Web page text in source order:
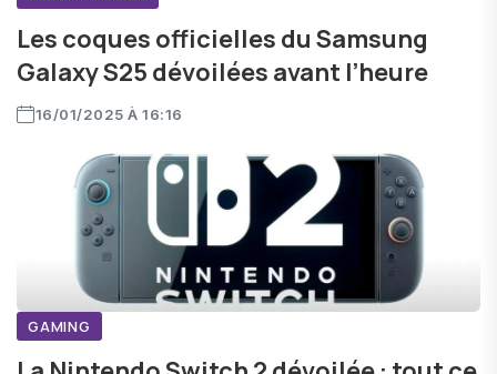
Les coques officielles du Samsung
Galaxy S25 dévoilées avant l’heure
16/01/2025 À 16:16
GAMING